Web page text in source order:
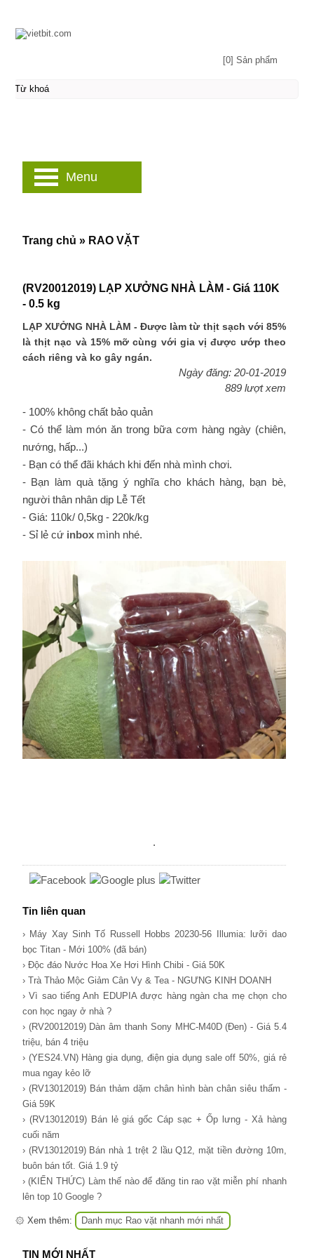
(RV20012019) LẠP XƯỞNG NHÀ LÀM - Giá 110K
- 0.5 kg
LẠP XƯỞNG NHÀ LÀM - Được làm từ thịt sạch với 85%
là thịt nạc và 15% mỡ cùng với gia vị được ướp theo
cách riêng và ko gây ngán.
Ngày đăng: 20-01-2019
889 lượt xem
- 100% không chất bảo quản
- Có thể làm món ăn trong bữa cơm hàng ngày (chiên,
nướng, hấp...)
- Bạn có thể đãi khách khi đến nhà mình chơi.
- Bạn làm quà tặng ý nghĩa cho khách hàng, bạn bè,
người thân nhân dịp Lễ Tết
- Giá: 110k/ 0,5kg - 220k/kg
- Sỉ lẻ cứ inboxmình nhé.
.
Tin liên quan
› Máy Xay Sinh Tố Russell Hobbs 20230-56 Illumia: lưỡi dao
bọc Titan - Mới 100% (đã bán)
› Độc đáo Nước Hoa Xe Hơi Hình Chibi - Giá 50K
› Trà Thảo Mộc Giảm Cân Vy & Tea - NGƯNG KINH DOANH
› Vì sao tiếng Anh EDUPIA được hàng ngàn cha mẹ chọn cho
con học ngay ở nhà ?
› (RV20012019) Dàn âm thanh Sony MHC-M40D (Đen) - Giá 5.4
triệu, bán 4 triệu
› (YES24.VN) Hàng gia dụng, điện gia dụng sale off 50%, giá rẻ
mua ngay kẻo lỡ
› (RV13012019) Bán thảm dặm chân hình bàn chân siêu thấm -
Giá 59K
› (RV13012019) Bán lẻ giá gốc Cáp sạc + Ốp lưng - Xả hàng
cuối năm
› (RV13012019) Bán nhà 1 trệt 2 lầu Q12, mặt tiền đường 10m,
buôn bán tốt. Giá 1.9 tỷ
› (KIẾN THỨC) Làm thế nào để đăng tin rao vặt miễn phí nhanh
lên top 10 Google ?
۞ Xem thêm: Danh mục Rao vặt nhanh mới nhất
Trang chủ » RAO VẶT
TIN MỚI NHẤT
[0] Sản phẩm
Menu